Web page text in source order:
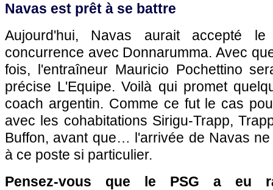
Navas est prêt à se battre
Aujourd'hui, Navas aurait accepté
concurrence avec Donnarumma. Avec
fois, l'entraîneur Mauricio Pochettino
précise L'Equipe. Voilà qui promet
coach argentin. Comme ce fut le cas
avec les cohabitations Sirigu-Trapp,
Buffon, avant que… l'arrivée de Navas
à ce poste si particulier.
Pensez-vous que le PSG a eu